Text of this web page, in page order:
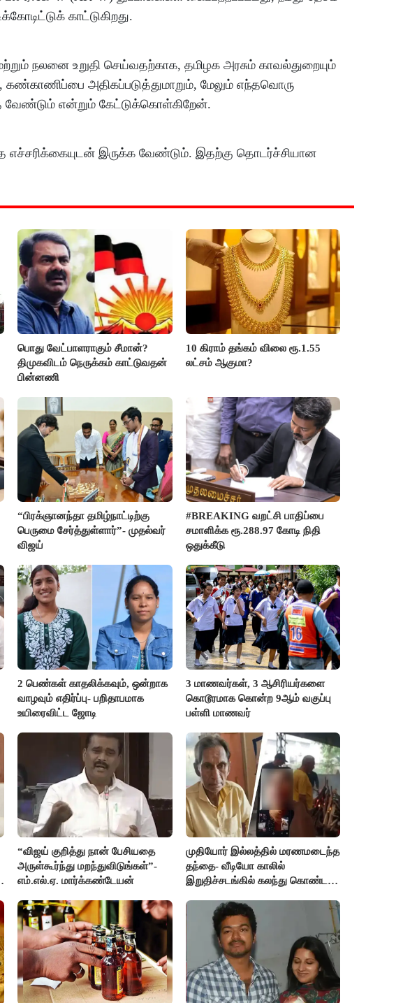
காட்டுகிறது.
நலனை உறுதி செய்வதற்காக, தமிழக அரசும் காவல்துறையும்
கண்காணிப்பை அதிகப்படுத்துமாறும், மேலும் எந்தவொரு
வேண்டும் என்றும் கேட்டுக்கொள்கிறேன்.
எச்சரிக்கையுடன் இருக்க வேண்டும். இதற்கு தொடர்ச்சியான
பொது வேட்பாளராகும் சீமான்?
திமுகவிடம் நெருக்கம் காட்டுவதன்
பின்னணி
10 கிராம் தங்கம் விலை ரூ.1.55
லட்சம் ஆகுமா?
“பிரக்ஞானந்தா தமிழ்நாட்டிற்கு
பெருமை சேர்த்துள்ளார்”- முதல்வர்
விஜய்
#BREAKING வறட்சி பாதிப்பை
சமாளிக்க ரூ.288.97 கோடி நிதி
ஒதுக்கீடு
2 பெண்கள் காதலிக்கவும், ஒன்றாக
வாழவும் எதிர்ப்பு- பறிதாபமாக
உயிரைவிட்ட ஜோடி
3 மாணவர்கள், 3 ஆசிரியர்களை
கொடூரமாக கொன்ற 9ஆம் வகுப்பு
பள்ளி மாணவர்
“விஜய் குறித்து நான் பேசியதை
அருள்கூர்ந்து மறந்துவிடுங்கள்”-
எம்.எல்.ஏ. மார்க்கண்டேயன்
முதியோர் இல்லத்தில் மரணமடைந்த
தந்தை- வீடியோ காலில்
இறுதிச்சடங்கில் கலந்து கொண்ட